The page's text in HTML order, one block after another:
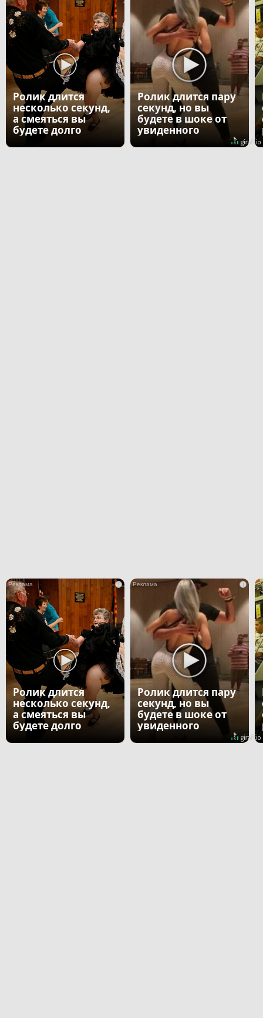
Ролик длится
несколько секунд,
а смеяться вы
будете долго
Ролик длится пару
секунд, но вы
будете в шоке от
увиденного
i
Ролик длится
несколько секунд,
а смеяться вы
будете долго
i
Ролик длится пару
секунд, но вы
будете в шоке от
увиденного